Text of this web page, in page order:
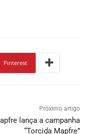
Pinterest
Próximo artigo
lança a campanha
“Torcida Mapfre”